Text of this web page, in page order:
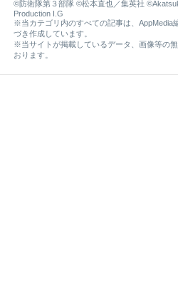
©防衛隊第３部隊 ©松本直也／集英社
Production I.G
※当カテゴリ内のすべての記事は、AppMedia
づき作成しています。
※当サイトが掲載しているデータ、画像等の
おります。